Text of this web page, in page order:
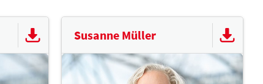
Susanne Müller